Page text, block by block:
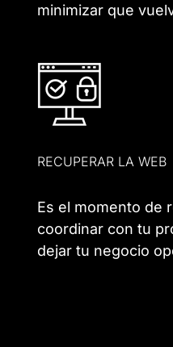
minimizar que
RECUPERAR LA WEB
Es el momento de
coordinar con tu
dejar tu negocio